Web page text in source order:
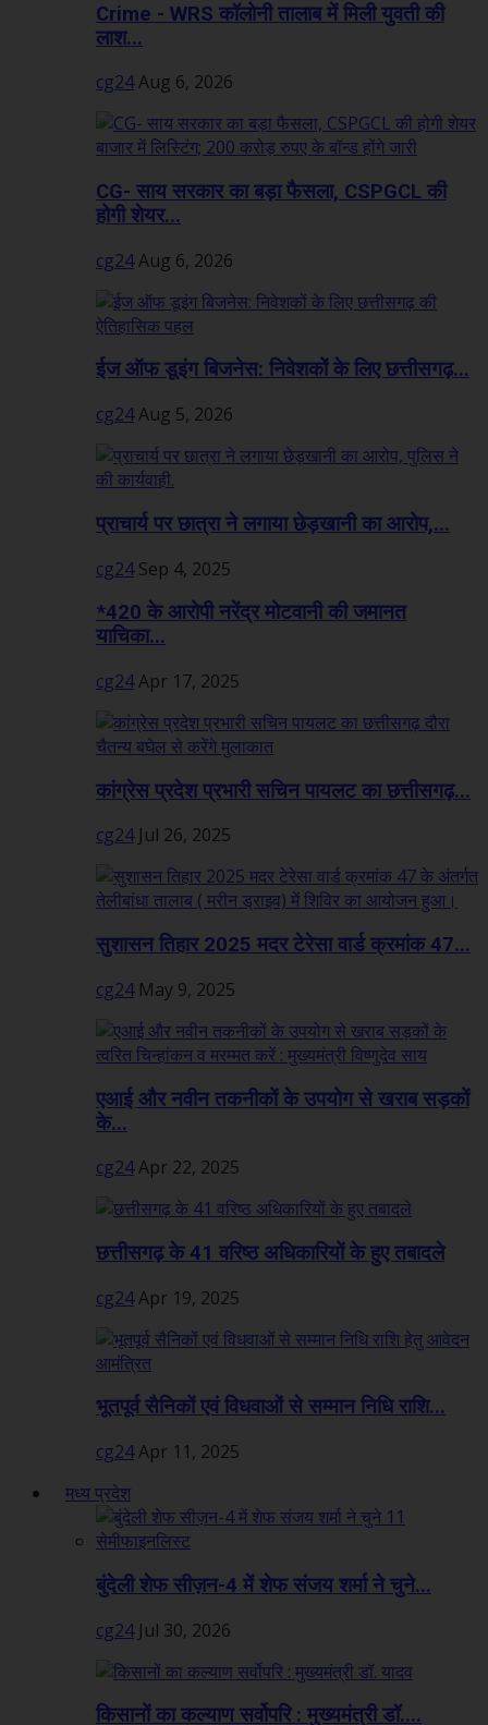
Crime - WRS कॉलोनी तालाब में मिली युवती की
लाश...
cg24Aug 6, 2026
CG- साय सरकार का बड़ा फैसला, CSPGCL की
होगी शेयर...
cg24Aug 6, 2026
ईज ऑफ डूइंग बिजनेस: निवेशकों के लिए छत्तीसगढ़...
cg24Aug 5, 2026
प्राचार्य पर छात्रा ने लगाया छेड़खानी का आरोप,...
cg24 Sep 4, 2025
*420 के आरोपी नरेंद्र मोटवानी की जमानत
याचिका...
cg24Apr 17, 2025
कांग्रेस प्रदेश प्रभारी सचिन पायलट का छत्तीसगढ़...
cg24 Jul 26, 2025
सुशासन तिहार 2025 मदर टेरेसा वार्ड क्रमांक 47...
cg24 May 9, 2025
एआई और नवीन तकनीकों के उपयोग से खराब सड़कों
के...
cg24Apr 22, 2025
छत्तीसगढ़ के 41 वरिष्ठ अधिकारियों के हुए तबादले
cg24Apr 19, 2025
भूतपूर्व सैनिकों एवं विधवाओं से सम्मान निधि राशि...
cg24Apr 11, 2025
मध्य प्रदेश
बुंदेली शेफ सीज़न-4 में शेफ संजय शर्मा ने चुने...
cg24 Jul 30, 2026
किसानों का कल्याण सर्वोपरि : मुख्यमंत्री डॉ....